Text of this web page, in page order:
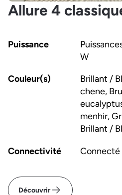
Allure 4
Puissance
W
Couleur(s)
Brillant /
chene,
menhir,
Brillant /
Connectivité Connecté
Découvrir